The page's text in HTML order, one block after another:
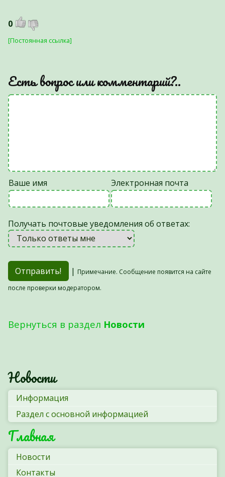
0
[Постоянная ссылка]
Есть вопрос или комментарий?..
Ваше имя Электронная почта
Получать почтовые уведомления об ответах:
| Примечание. Сообщение появится на сайте
после проверки модератором.
Вернуться в раздел Новости
Новости
Информация
Раздел с основной информацией
Главная
Новости
Контакты